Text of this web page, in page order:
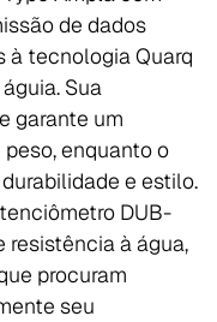
de dados
à tecnologia Quarq
Sua
garante um
enquanto o
e estilo.
DUB-
resistência à água,
procuram
seu